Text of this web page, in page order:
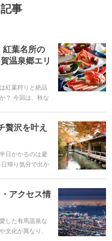
事
紅葉名所の
温泉郷エリ
紅葉狩りと絶品
？ 今回は、秋な
ひとときを過ご
きる宿泊施設の
株式会社
贅沢を叶え
日かかるのは避
帰り気分で出か
客室露天で渓谷
舗までライン
おすすめできる
ス<b><u>
アクセス情
した有馬温泉な
文化が異なり、